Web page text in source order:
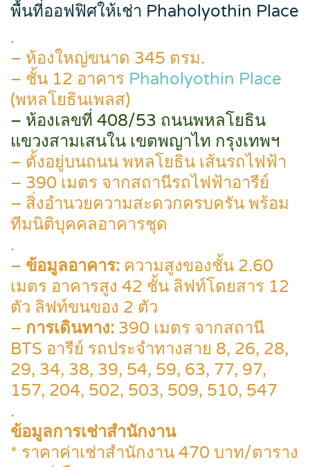
พื้นที่ออฟฟิศให้เช่า Phaholyothin Place
.
– ห้องใหญ่ขนาด 345 ตรม.
– ชั้น 12 อาคาร Phaholyothin Place
(พหลโยธินเพลส)
– ห้องเลขที่ 408/53 ถนนพหลโยธิน
แขวงสามเสนใน เขตพญาไท กรุงเทพฯ
– ตั้งอยู่บนถนน พหลโยธิน เส้นรถไฟฟ้า
– 390 เมตร จากสถานีรถไฟฟ้าอารีย์
– สิ่งอำนวยความสะดวกครบครัน พร้อม
ทีมนิติบุคคลอาคารชุด
.
– ข้อมูลอาคาร: ความสูงของชั้น 2.60
เมตร อาคารสูง 42 ชั้น ลิฟท์โดยสาร 12
ตัว ลิฟท์ขนของ 2 ตัว
– การเดินทาง: 390 เมตร จากสถานี
BTS อารีย์ รถประจำทางสาย 8, 26, 28,
29, 34, 38, 39, 54, 59, 63, 77, 97,
157, 204, 502, 503, 509, 510, 547
.
ข้อมูลการเช่าสำนักงาน
* ราคาค่าเช่าสำนักงาน 470 บาท/ตาราง